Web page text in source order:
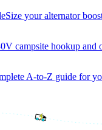
Size your alternator
campsite hookup and
A-to-Z guide for